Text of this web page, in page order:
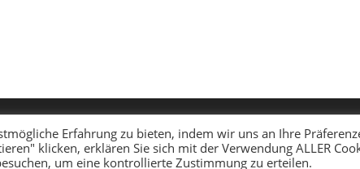
Copyright - WordPress Theme by OceanWP
Erfahrung zu bieten, indem wir uns an Ihre
klicken, erklären Sie sich mit der Verwendung ALLER
um eine kontrollierte Zustimmung zu erteilen.